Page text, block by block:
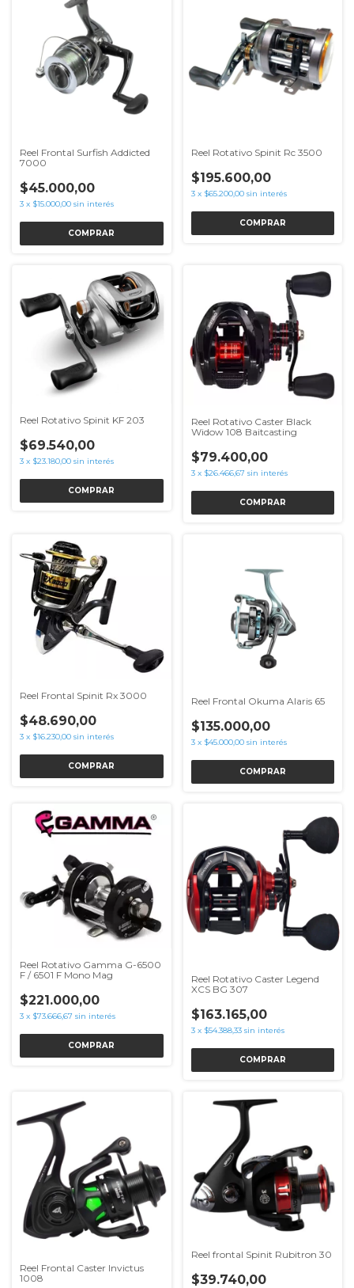
Reel Frontal Surfish Addicted
7000
$45.000,00
3 x $15.000,00 sin interés
Reel Rotativo Spinit Rc 3500
$195.600,00
3 x $65.200,00 sin interés
COMPRAR
Reel Rotativo Spinit KF 203
$69.540,00
3 x $23.180,00 sin interés
COMPRAR
Reel Rotativo Caster Black
Widow 108 Baitcasting
$79.400,00
3 x $26.466,67 sin interés
COMPRAR
Reel Frontal Spinit Rx 3000
$48.690,00
3 x $16.230,00 sin interés
Reel Frontal Okuma Alaris 65
$135.000,00
3 x $45.000,00 sin interés
COMPRAR
Reel Rotativo Gamma G-6500
F / 6501 F Mono Mag
$221.000,00
3 x $73.666,67 sin interés
COMPRAR
Reel Rotativo Caster Legend
XCS BG 307
$163.165,00
3 x $54.388,33 sin interés
COMPRAR
Reel Frontal Caster Invictus
1008
Reel frontal Spinit Rubitron 30
$39.740,00